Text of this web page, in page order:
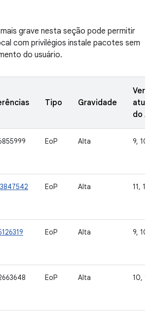
grave nesta seção pode permitir
com privilégios instale pacotes sem
do usuário.
Tipo Gravidade
do
EoP Alta 9, 10,
EoP Alta 11, 12
EoP Alta 9, 10,
EoP Alta 10,